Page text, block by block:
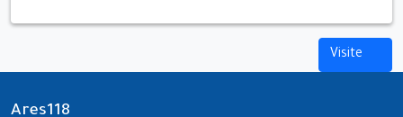
Visite
Ares118